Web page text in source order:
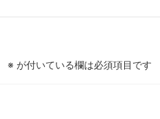
※ が付いている欄は必須項目です